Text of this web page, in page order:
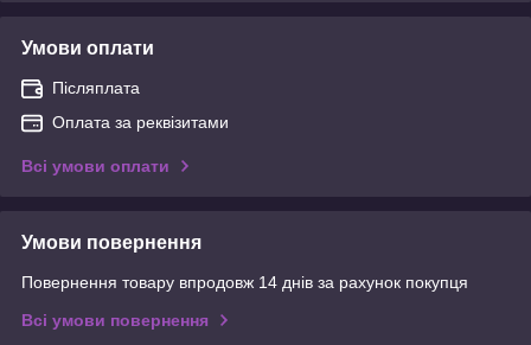
Умови оплати
Післяплата
Оплата за реквізитами
Всі умови оплати
Умови повернення
Повернення товару впродовж 14 днів за рахунок покупця
Всі умови повернення